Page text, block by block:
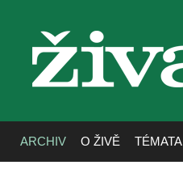
živa
ARCHIV O ŽIVĚ TÉMATA